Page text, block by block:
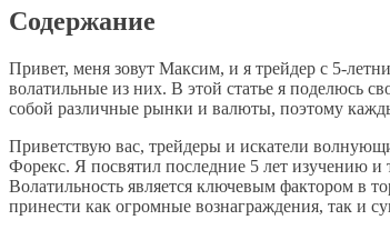
Содержание
Привет, меня зовут Максим, и я трейдер с 5-
волатильные из них. В этой статье я поделюсь
собой различные рынки и валюты, поэтому
Приветствую вас, трейдеры и искатели
Форекс. Я посвятил последние 5 лет изучению
Волатильность является ключевым фактором в
принести как огромные вознаграждения, так и